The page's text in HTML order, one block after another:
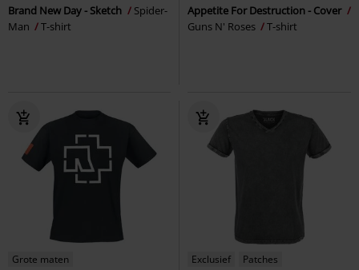
Brand New Day - Sketch
Spider-
Man
T-shirt
Appetite For Destruction - Cover
Guns N' Roses
T-shirt
Grote maten Exclusief
Patches